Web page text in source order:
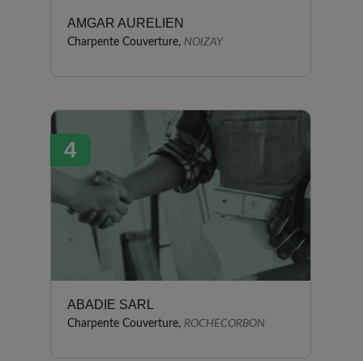
AMGAR AURELIEN
Charpente Couverture, NOIZAY
4
ABADIE SARL
Charpente Couverture, ROCHECORBON